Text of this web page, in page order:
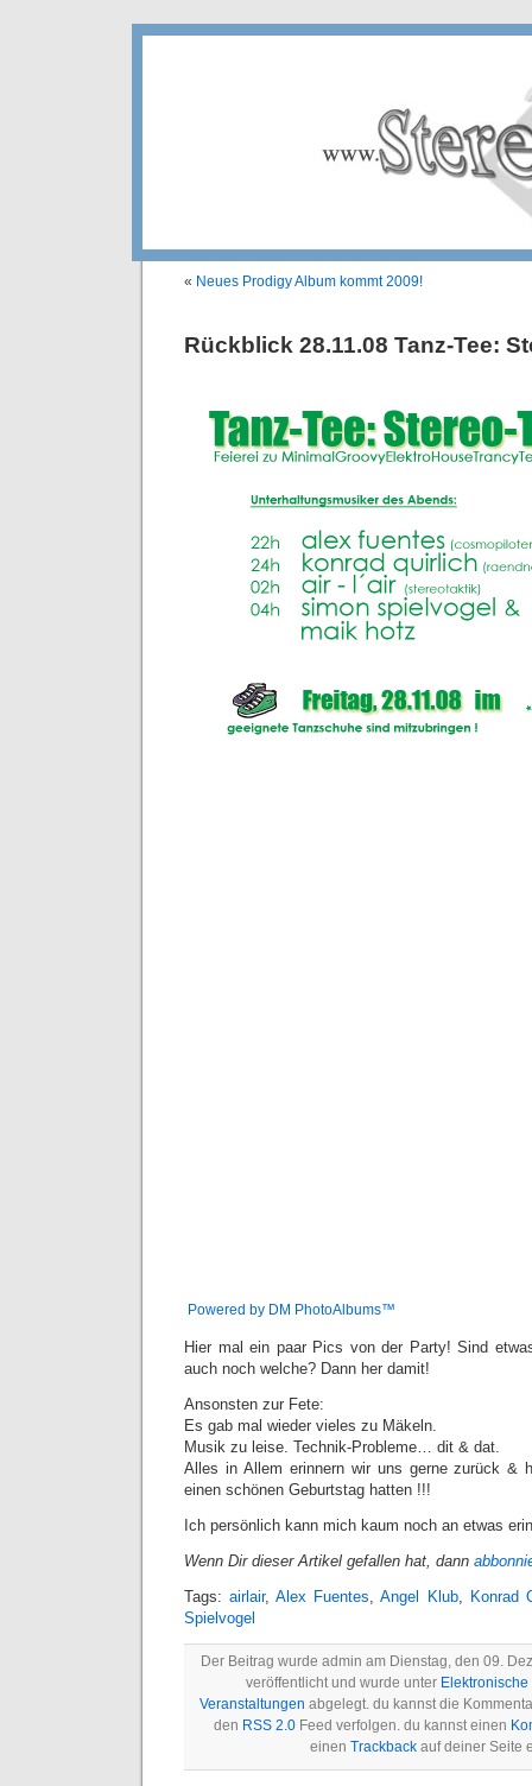
« Neues Prodigy Album kommt 2009!
Rückblick 28.11.08 Tanz-Tee:
Powered by DM PhotoAlbums™
Hier mal ein paar Pics von der Party! Sind
auch noch welche? Dann her damit!
Ansonsten zur Fete:
Es gab mal wieder vieles zu Mäkeln.
Musik zu leise. Technik-Probleme… dit & dat.
Alles in Allem erinnern wir uns gerne zurück &
einen schönen Geburtstag hatten !!!
Ich persönlich kann mich kaum noch an etwas
Wenn Dir dieser Artikel gefallen hat, dann
Tags:airlair,Alex Fuentes,Angel Klub, Konrad
Spielvogel
Der Beitrag wurde admin am Dienstag, den 09.
veröffentlicht und wurde unter
Veranstaltungen abgelegt. du kannst die
den RSS 2.0Feed verfolgen. du kannst einen
einen Trackbackauf deiner Seite